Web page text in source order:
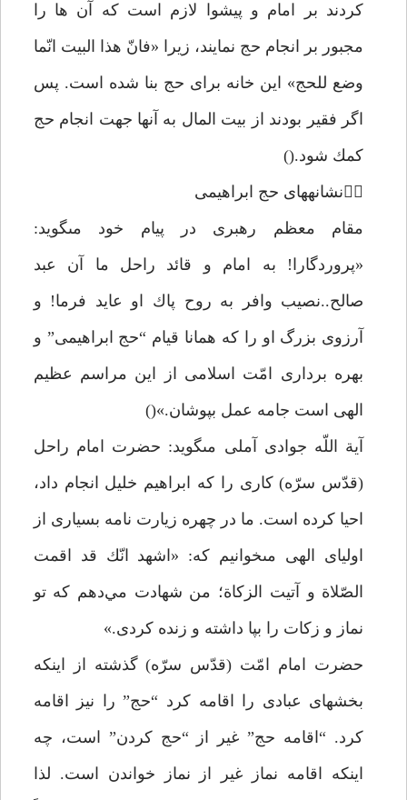
كردند بر امام و پيشوا لازم است كه آن ها را
مجبور بر انجام حج نمايند، زيرا «فانّ هذا البيت انّما
وضع للحج» اين خانه براى حج بنا شده است. پس
اگر فقير بودند از بيت المال به آنها جهت انجام حج
كمك شود.()
نشانههاى حج ابراهيمى
مقام معظم رهبرى در پيام خود مىگويد:
«پروردگارا! به امام و قائد راحل ما آن عبد
صالح..نصيب وافر به روح پاك او عايد فرما! و
آرزوى بزرگ او را كه همانا قيام “حج ابراهيمى” و
بهره بردارى امّت اسلامى از اين مراسم عظيم
الهى است جامه عمل بپوشان.»()
آية اللّه جوادى آملى مىگويد: حضرت امام راحل
(قدّس سرّه) كارى را كه ابراهيم خليل انجام داد،
احيا كرده است. ما در چهره زيارت نامه بسيارى از
اولياى الهى مىخوانيم كه: «اشهد انّك قد اقمت
الصّلاة و آتيت الزكاة؛ من شهادت مي‌دهم كه تو
نماز و زكات را بپا داشته و زنده كردى.»
حضرت امام امّت (قدّس سرّه) گذشته از اينكه
بخشهاى عبادى را اقامه كرد “حج” را نيز اقامه
كرد. “اقامه حج” غير از “حج كردن” است، چه
اينكه اقامه نماز غير از نماز خواندن است. لذا